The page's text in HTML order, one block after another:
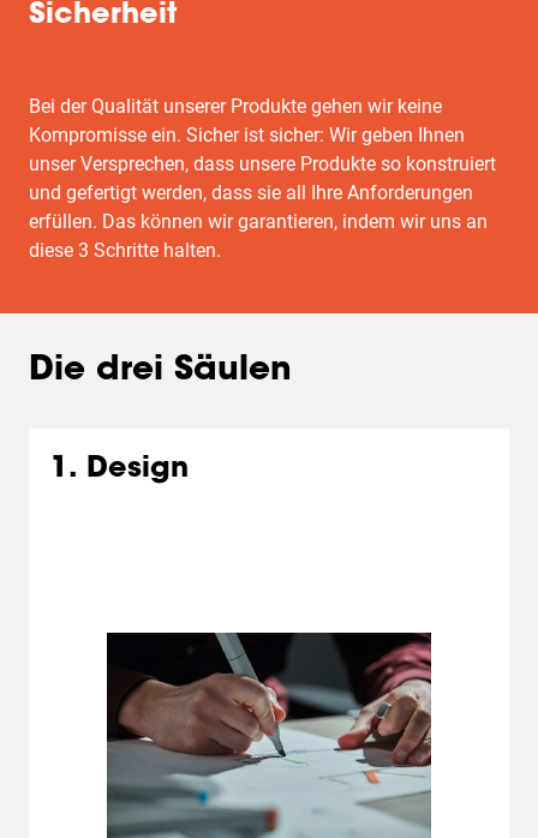
Sicherheit
Bei der Qualität unserer Produkte gehen wir keine
Kompromisse ein. Sicher ist sicher: Wir geben Ihnen
unser Versprechen, dass unsere Produkte so konstruiert
und gefertigt werden, dass sie all Ihre Anforderungen
erfüllen. Das können wir garantieren, indem wir uns an
diese 3 Schritte halten.
Die drei Säulen
1. Design